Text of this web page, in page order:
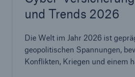
und Trends 2026
Die Welt im Jahr 2026 ist
geopolitischen Spannungen,
Konflikten, Kriegen und einem